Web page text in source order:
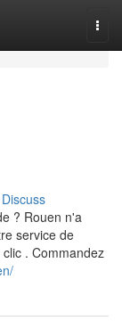
Discuss
? Rouen n'a
service de
. Commandez